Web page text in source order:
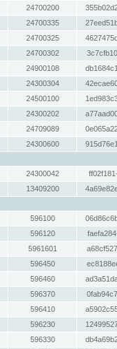
24700200
24700335
24700325
24700302
24900108
24300304
24500100
24300202
24709089
24300600
24300042
13409200
596100
596120
5961601
596450
596460
596370
596410
596230
596330